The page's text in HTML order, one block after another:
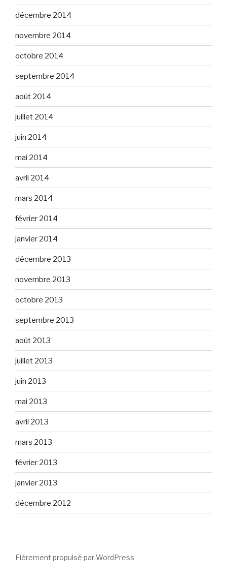
décembre 2014
novembre 2014
octobre 2014
septembre 2014
août 2014
juillet 2014
juin 2014
mai 2014
avril 2014
mars 2014
février 2014
janvier 2014
décembre 2013
novembre 2013
octobre 2013
septembre 2013
août 2013
juillet 2013
juin 2013
mai 2013
avril 2013
mars 2013
février 2013
janvier 2013
décembre 2012
Fièrement propulsé par WordPress